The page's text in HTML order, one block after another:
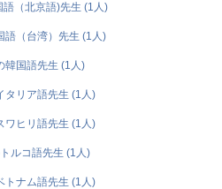
語（北京語)先生 (1人)
語（台湾）先生 (1人)
韓国語先生 (1人)
タリア語先生 (1人)
ワヒリ語先生 (1人)
ルコ語先生 (1人)
トナム語先生 (1人)